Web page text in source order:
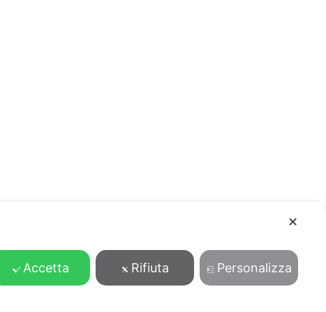
✕
Accetta Rifiuta Personalizza